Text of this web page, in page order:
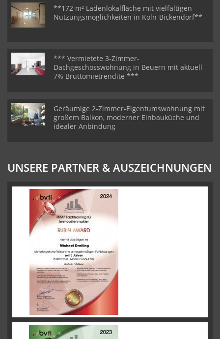
**172 m² Ladenlokalfläche mit vielfältigen
Nutzungsmöglichkeiten in Köln-Bickendorf**
*** Vermietete 3-Zimmer-
Dachgeschosswohnung in Beuern mit aktuell
7% Bruttomietrendite ***
Geräumige 2-Zimmer-Eigentumswohnung mit
großem Balkon, moderner Einbauküche und
idealer Anbindung
UNSERE PARTNER & AUSZEICHNUNGEN